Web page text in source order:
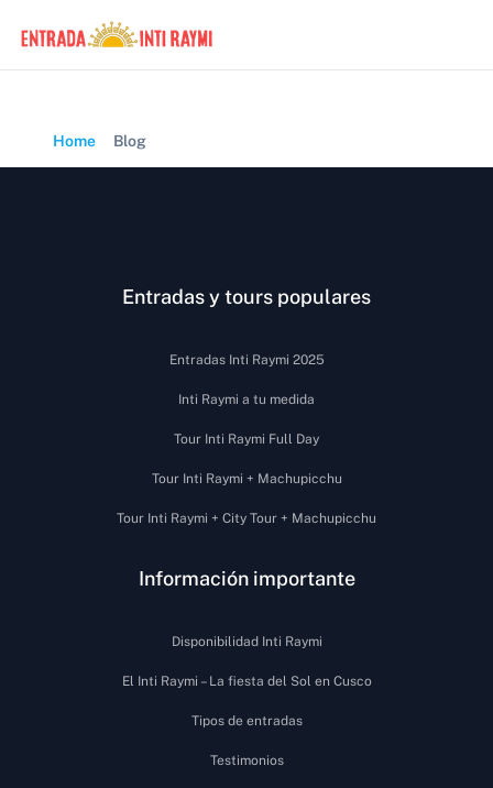
Home Blog
Entradas y tours populares
Entradas Inti Raymi 2025
Inti Raymi a tu medida
Tour Inti Raymi Full Day
Tour Inti Raymi + Machupicchu
Tour Inti Raymi + City Tour + Machupicchu
Información importante
Disponibilidad Inti Raymi
El Inti Raymi – La fiesta del Sol en Cusco
Tipos de entradas
Testimonios